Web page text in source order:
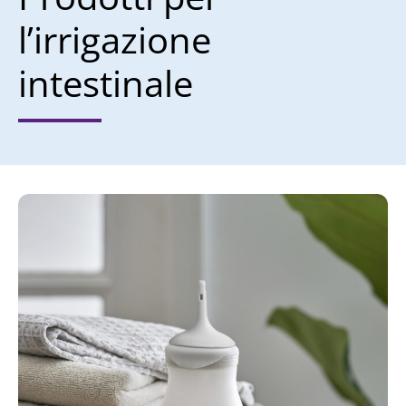
l’irrigazione
intestinale